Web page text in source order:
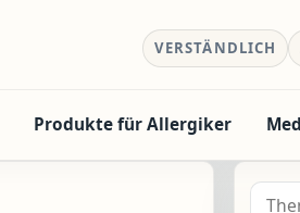
VERSTÄNDLICH
Produkte für Allergiker